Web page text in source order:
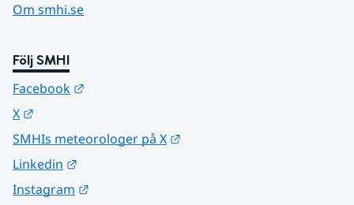
Om smhi.se
Följ SMHI
Facebook
X
SMHIs meteorologer på X
Linkedin
Instagram